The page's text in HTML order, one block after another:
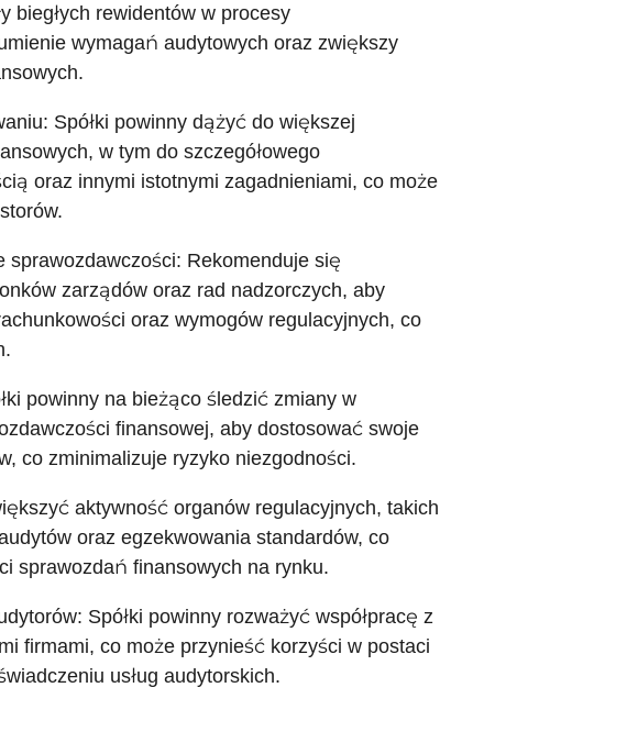
biegłych rewidentów w procesy
wymagań audytowych oraz zwiększy
Spółki powinny dążyć do większej
w tym do szczegółowego
oraz innymi istotnymi zagadnieniami, co może
Rekomenduje się
zarządów oraz rad nadzorczych, aby
oraz wymogów regulacyjnych, co
powinny na bieżąco śledzić zmiany w
finansowej, aby dostosować swoje
co zminimalizuje ryzyko niezgodności.
aktywność organów regulacyjnych, takich
oraz egzekwowania standardów, co
sprawozdań finansowych na rynku.
Spółki powinny rozważyć współpracę z
firmami, co może przynieść korzyści w postaci
usług audytorskich.